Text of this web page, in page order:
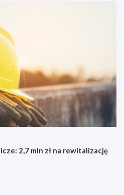
2,7 mln zł na rewitalizację